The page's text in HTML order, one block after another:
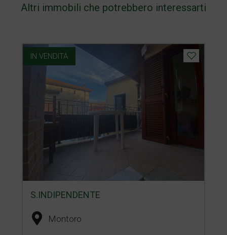
Altri immobili che potrebbero interessarti
IN VENDITA
S.INDIPENDENTE
Montoro